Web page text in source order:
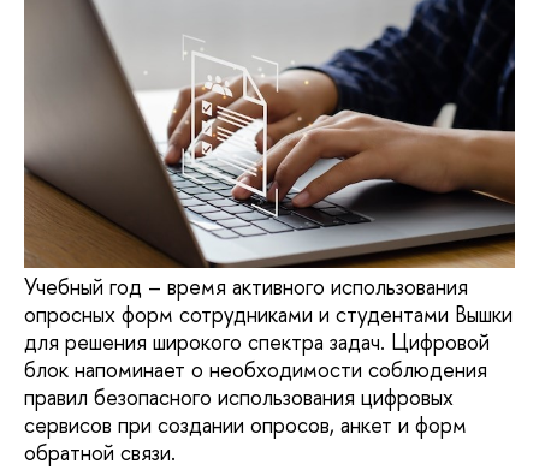
Учебный год – время активного использования
опросных форм сотрудниками и студентами Вышки
для решения широкого спектра задач. Цифровой
блок напоминает о необходимости соблюдения
правил безопасного использования цифровых
сервисов при создании опросов, анкет и форм
обратной связи.